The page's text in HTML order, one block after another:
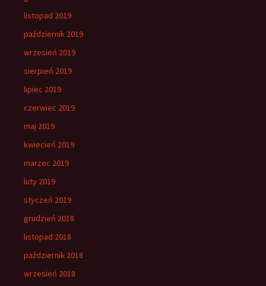
listopad 2019
październik 2019
wrzesień 2019
sierpień 2019
lipiec 2019
czerwiec 2019
maj 2019
kwiecień 2019
marzec 2019
luty 2019
styczeń 2019
grudzień 2018
listopad 2018
październik 2018
wrzesień 2018